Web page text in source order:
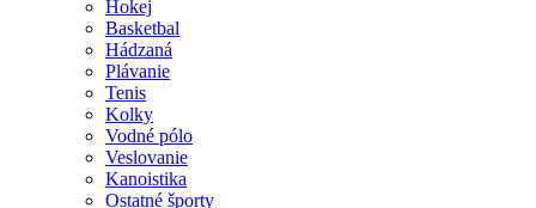
Hokej
Basketbal
Hádzaná
Plávanie
Tenis
Kolky
Vodné pólo
Veslovanie
Kanoistika
Ostatné športy